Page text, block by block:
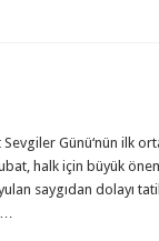
Günü‘nün ilk
halk için büyük
saygıdan dolayı
…